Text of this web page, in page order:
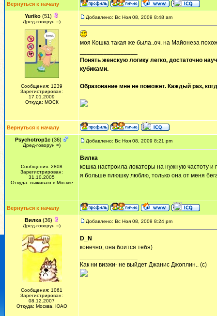
Вернуться к началу
Yuriko (51)
Дред-говорун =)
Сообщения: 1239
Зарегистрирован:
17.01.2009
Откуда: МОСК
Добавлено: Вс Ноя 08, 2009 8:48 am
моя Кошка такая же была..оч. на Майонеза
Понять женскую логику легко, достаточно
кубиками.
Образование мне не поможет. Каждый раз,
Вернуться к началу
Psychotrop1c (36)
Дред-говорун =)
Сообщения: 2808
Зарегистрирован:
31.10.2005
Откуда: выживаю в Москве
Добавлено: Вс Ноя 08, 2009 8:21 pm
Вилка
кошка настроила локаторы на нужную частоту и
я больше плюшку люблю, только она от меня
Вернуться к началу
Вилка(36)
Дред-говорун =)
Сообщения: 1061
Зарегистрирован:
08.12.2007
Откуда: Москва, ЮАО
Добавлено: Вс Ноя 08, 2009 8:24 pm
D_N
конечно, она боится тебя)
Как ни визжи- не выйдет Джанис Джоплин.. (с)